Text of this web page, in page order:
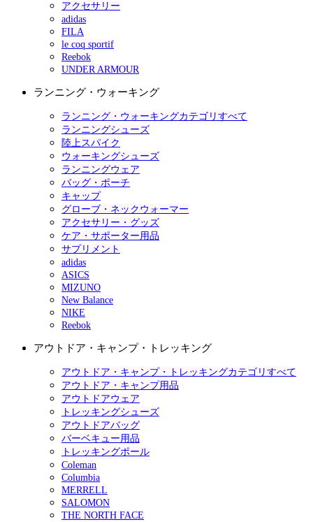
アクセサリー
adidas
FILA
le coq sportif
Reebok
UNDER ARMOUR
ランニング・ウォーキング
ランニング・ウォーキングカテゴリすべて
ランニングシューズ
陸上スパイク
ウォーキングシューズ
ランニングウェア
バッグ・ポーチ
キャップ
グローブ・ネックウォーマー
アクセサリー・グッズ
ケア・サポーター用品
サプリメント
adidas
ASICS
MIZUNO
New Balance
NIKE
Reebok
アウトドア・キャンプ・トレッキング
アウトドア・キャンプ・トレッキングカテゴリすべて
アウトドア・キャンプ用品
アウトドアウェア
トレッキングシューズ
アウトドアバッグ
バーベキュー用品
トレッキングポール
Coleman
Columbia
MERRELL
SALOMON
THE NORTH FACE